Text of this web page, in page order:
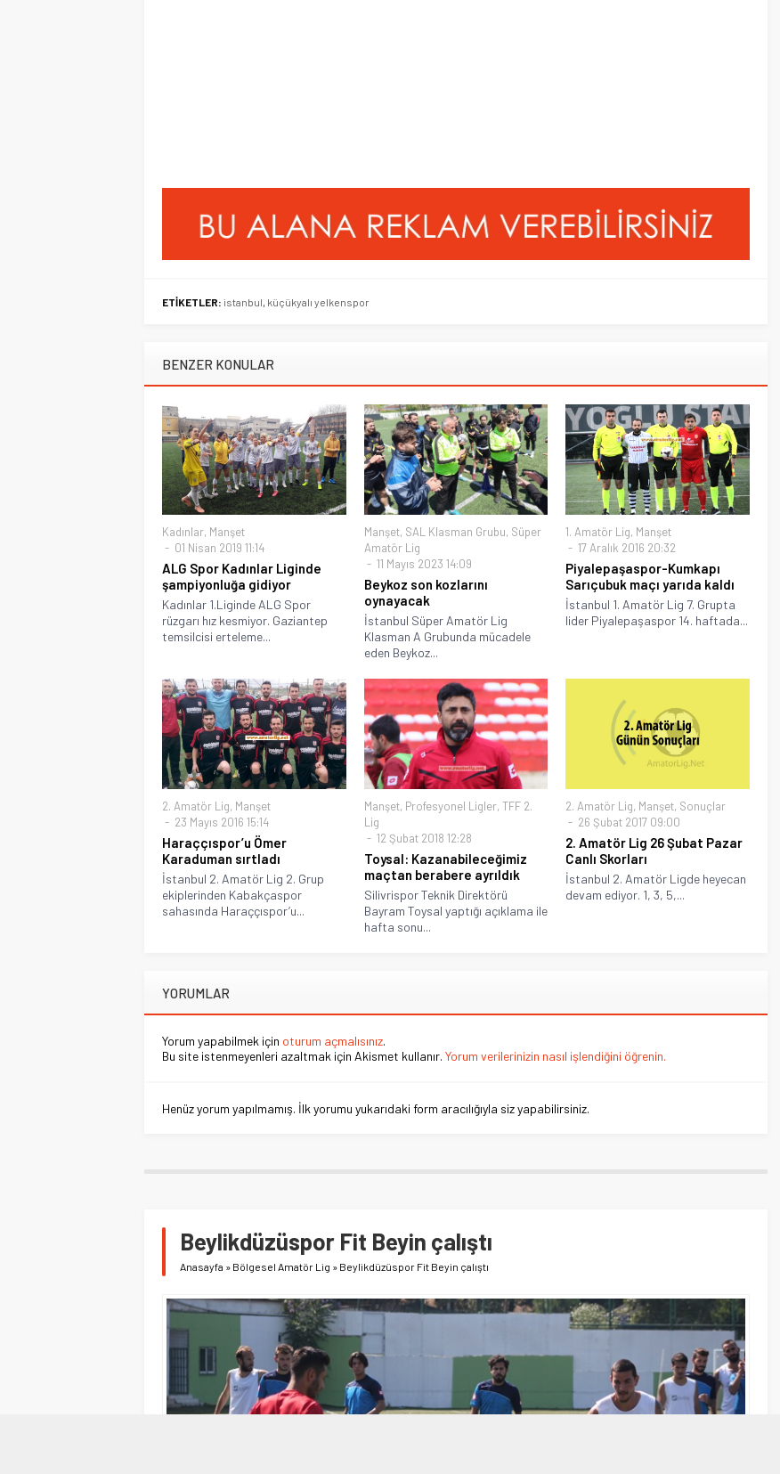
ETİKETLER: istanbul, küçükyalı yelkenspor
BENZER KONULAR
Kadınlar, Manşet
01 Nisan 2019 11:14
ALG Spor Kadınlar Liginde
şampiyonluğa gidiyor
Kadınlar 1.Liginde ALG Spor
rüzgarı hız kesmiyor. Gaziantep
temsilcisi erteleme...
Manşet, SAL Klasman Grubu, Süper
Amatör Lig
11 Mayıs 2023 14:09
Beykoz son kozlarını
oynayacak
İstanbul Süper Amatör Lig
Klasman A Grubunda mücadele
eden Beykoz...
1. Amatör Lig, Manşet
17 Aralık 2016 20:32
Piyalepaşaspor-Kumkapı
Sarıçubuk maçı yarıda kaldı
İstanbul 1. Amatör Lig 7. Grupta
lider Piyalepaşaspor 14. haftada...
2. Amatör Lig, Manşet
23 Mayıs 2016 15:14
Haraççıspor’u Ömer
Karaduman sırtladı
İstanbul 2. Amatör Lig 2. Grup
ekiplerinden Kabakçaspor
sahasında Haraççıspor’u...
Manşet, Profesyonel Ligler, TFF 2.
Lig
12 Şubat 2018 12:28
Toysal: Kazanabileceğimiz
maçtan berabere ayrıldık
Silivrispor Teknik Direktörü
Bayram Toysal yaptığı açıklama ile
hafta sonu...
2. Amatör Lig, Manşet, Sonuçlar
26 Şubat 2017 09:00
2. Amatör Lig 26 Şubat Pazar
Canlı Skorları
İstanbul 2. Amatör Ligde heyecan
devam ediyor. 1, 3, 5,...
YORUMLAR
Yorum yapabilmek için oturum açmalısınız.
Bu site istenmeyenleri azaltmak için Akismet kullanır. Yorum verilerinizin nasıl işlendiğini öğrenin.
Henüz yorum yapılmamış. İlk yorumu yukarıdaki form aracılığıyla siz yapabilirsiniz.
Beylikdüzüspor Fit Beyin çalıştı
Anasayfa » Bölgesel Amatör Lig » Beylikdüzüspor Fit Beyin çalıştı